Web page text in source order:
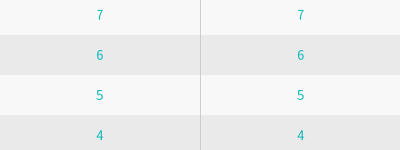
7 7
6 6
5 5
4 4